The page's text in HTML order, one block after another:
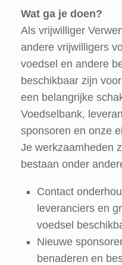
Wat ga je doen?
Als vrijwilliger
andere vrijwilligers
voedsel en andere
beschikbaar zijn
een belangrijke
Voedselbank,
sponsoren en onze
Je werkzaamheden
bestaan onder
Contact
leveranciers en
voedsel
Nieuwe
benaderen en